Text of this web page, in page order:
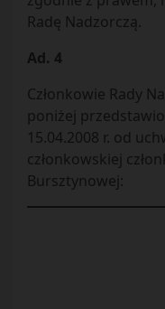
Radę Nadzorczą.
Ad. 4
Członkowie Rady
poniżej
15.04.2008 r. od
członkowskiej
Bursztynowej: